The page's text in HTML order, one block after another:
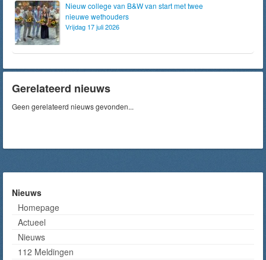
Nieuw college van B&W van start met twee
nieuwe wethouders
Vrijdag 17 juli 2026
Gerelateerd nieuws
Geen gerelateerd nieuws gevonden...
Nieuws
Homepage
Actueel
Nieuws
112 Meldingen